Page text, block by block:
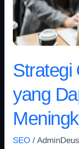
Strategi
yang
SEO /AdminDeus
Meningkatkan
Penjualan!